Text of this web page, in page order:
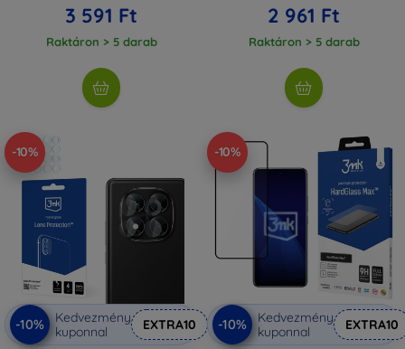
3 591 Ft
Raktáron > 5 darab
2 961 Ft
Raktáron > 5 darab
-10%
-10%
Kedvezmény
kuponnal
EXTRA10
-10%
-10%
Kedvezmény
kuponnal
EXTRA10